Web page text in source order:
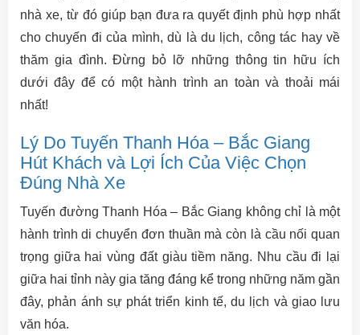
nhà xe, từ đó giúp bạn đưa ra quyết định phù hợp nhất
cho chuyến đi của mình, dù là du lịch, công tác hay về
thăm gia đình. Đừng bỏ lỡ những thông tin hữu ích
dưới đây để có một hành trình an toàn và thoải mái
nhất!
Lý Do Tuyến Thanh Hóa – Bắc Giang
Hút Khách và Lợi Ích Của Việc Chọn
Đúng Nhà Xe
Tuyến đường Thanh Hóa – Bắc Giang không chỉ là một
hành trình di chuyển đơn thuần mà còn là cầu nối quan
trọng giữa hai vùng đất giàu tiềm năng. Nhu cầu đi lại
giữa hai tỉnh này gia tăng đáng kể trong những năm gần
đây, phản ánh sự phát triển kinh tế, du lịch và giao lưu
văn hóa.